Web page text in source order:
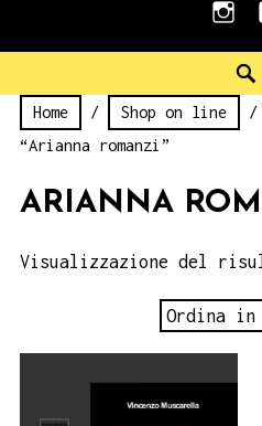
Home / Shop on line
/
“Arianna romanzi”
ARIANNA
Visualizzazione del